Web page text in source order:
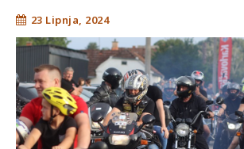
23 Lipnja, 2024